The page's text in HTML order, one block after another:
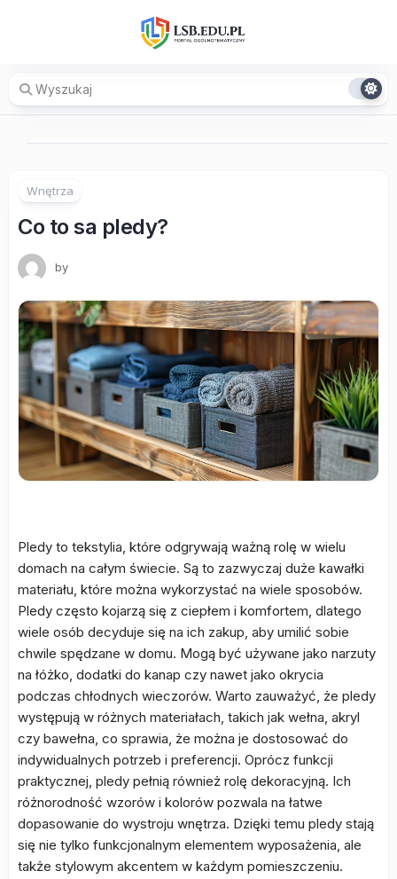
Wnętrza
Co to sa pledy?
by
Pledy to tekstylia, które odgrywają ważną rolę w wielu
domach na całym świecie. Są to zazwyczaj duże kawałki
materiału, które można wykorzystać na wiele sposobów.
Pledy często kojarzą się z ciepłem i komfortem, dlatego
wiele osób decyduje się na ich zakup, aby umilić sobie
chwile spędzane w domu. Mogą być używane jako narzuty
na łóżko, dodatki do kanap czy nawet jako okrycia
podczas chłodnych wieczorów. Warto zauważyć, że pledy
występują w różnych materiałach, takich jak wełna, akryl
czy bawełna, co sprawia, że można je dostosować do
indywidualnych potrzeb i preferencji. Oprócz funkcji
praktycznej, pledy pełnią również rolę dekoracyjną. Ich
różnorodność wzorów i kolorów pozwala na łatwe
dopasowanie do wystroju wnętrza. Dzięki temu pledy stają
się nie tylko funkcjonalnym elementem wyposażenia, ale
także stylowym akcentem w każdym pomieszczeniu.